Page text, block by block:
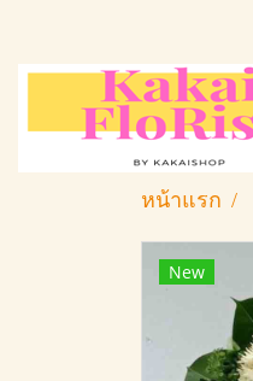
หน้าแรก
New